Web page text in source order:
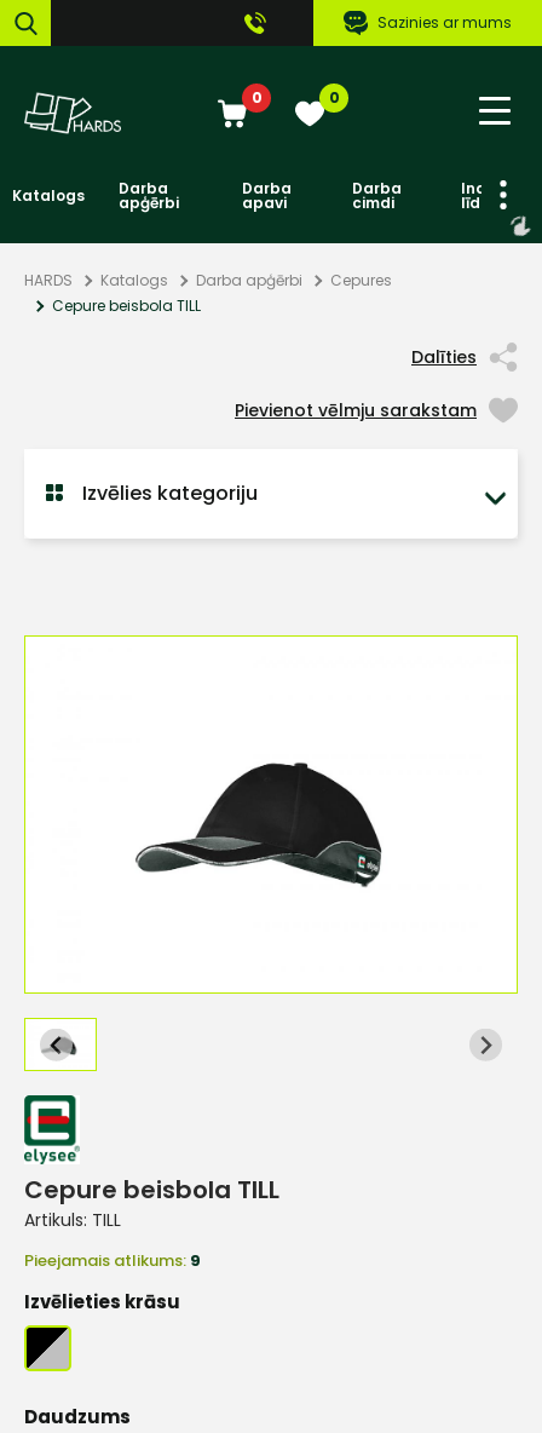
Sazinies ar mums
0 0
Katalogs Darba
apģērbi
Darba
apavi
Darba
cimdi līdzekļi
HARDS Katalogs Darba apģērbi
Cepures
Cepure beisbola TILL
Dalīties
Pievienot vēlmju sarakstam
Izvēlies kategoriju
Cepure beisbola TILL
Artikuls: TILL
Pieejamais atlikums: 9
Izvēlieties krāsu
Daudzums